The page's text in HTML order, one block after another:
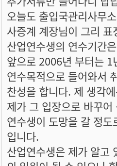
오늘도 출입국관리사무
사증계 계장님이 그리
산업연수생의 연수기간
앞으로 2006년 부터는
연수목적으로 들어와서
찬성을 합니다. 제 생각
제가 그 입장으로 바꾸
연수생이 도망을 갈 정
입니다.
산업연수생은 제가 알고